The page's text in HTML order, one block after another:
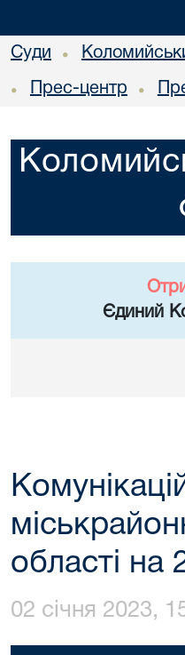
Суди •
• Прес-центр •
Єдиний
області на
02 січня 2023,